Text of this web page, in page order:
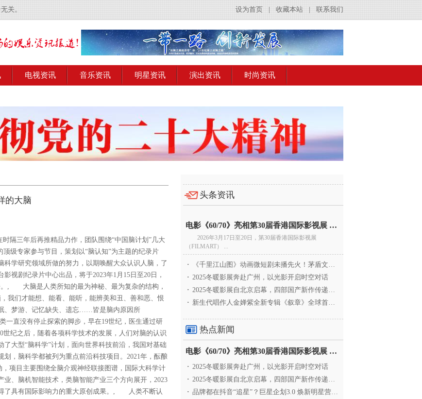
关。 联系我们
收藏本站
设为首页
电视资讯 音乐资讯 明星资讯 演出资讯 时尚资讯
的大脑
三年后再推精品力作，团队围绕“中国脑计划”几大
级专家参与节目，策划以“脑认知”为主题的纪录片
科学研究领域所做的努力，以期唤醒大众认识人脑，了
视剧纪录片中心出品，将于2023年1月15日至20日，
。, 大脑是人类所知的最为神秘、最为复杂的结构，
我们才能想、能看、能听，能辨美和丑、善和恶、恨
、梦游、记忆缺失、遗忘……皆是脑内原因所
直没有停止探索的脚步，早在19世纪，医生通过研
纪之后，随着各项科学技术的发展，人们对脑的认识
大型“脑科学”计划，面向世界科技前沿，我国对基础
，脑科学都被列为重点前沿科技项目。2021年，酝酿
项目主要围绕全脑介观神经联接图谱，国际大科学计
、脑机智能技术，类脑智能产业三个方向展开，2023
了具有国际影响力的重大原创成果。, 人类不断认
头条资讯
电影《60/70》亮相第30届香港国际影视展 冲刺戛纳备
2026年3月17日至20日，第30届香港国际影视展
（FILMART） ...
·
《千里江山图》动画微短剧未播先火！茅盾文学奖IP首
· 2025冬暖影展奔赴广州，以光影开启时空对话
· 2025冬暖影展自北京启幕，四部国产新作传递银幕温情
· 新生代唱作人金婵紫全新专辑《叙章》全球首发，颠覆
热点新闻
电影《60/70》亮相第30届香港国际影视展 冲刺戛纳备
· 2025冬暖影展奔赴广州，以光影开启时空对话
· 2025冬暖影展自北京启幕，四部国产新作传递银幕温情
· 品牌都在抖音“追星”？巨星企划3.0 焕新明星营销，让